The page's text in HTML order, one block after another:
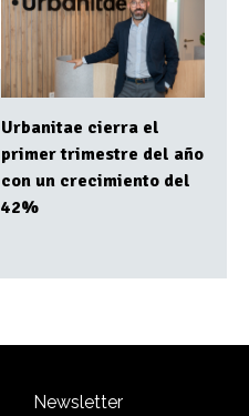
Urbanitae cierra el
primer trimestre del año
con un crecimiento del
42%
Newsletter